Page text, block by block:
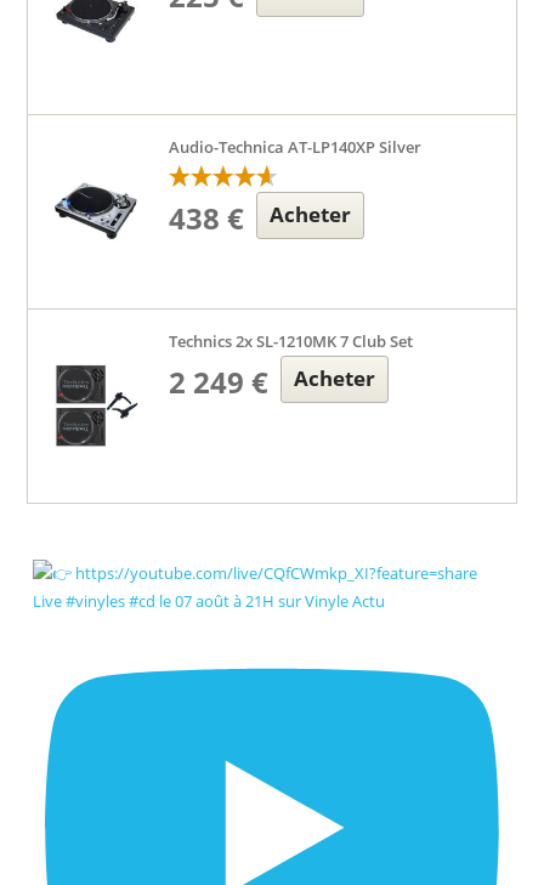
Audio-Technica AT-LP140XP Silver
438 € Acheter
Technics 2x SL-1210MK 7 Club Set
2 249 € Acheter
Live #vinyles #cd le 07 août à 21H sur Vinyle Actu